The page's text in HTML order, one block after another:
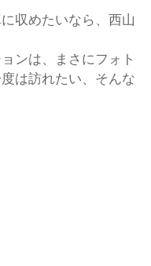
収めたいなら、西山
ンは、まさにフォト
は訪れたい、そんな